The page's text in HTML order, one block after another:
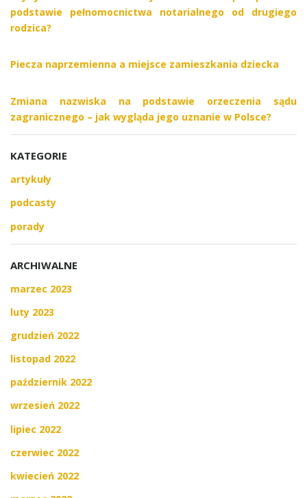
podstawie pełnomocnictwa notarialnego od drugiego
rodzica?
Piecza naprzemienna a miejsce zamieszkania dziecka
Zmiana nazwiska na podstawie orzeczenia sądu
zagranicznego – jak wygląda jego uznanie w Polsce?
KATEGORIE
artykuły
podcasty
porady
ARCHIWALNE
marzec 2023
luty 2023
grudzień 2022
listopad 2022
październik 2022
wrzesień 2022
lipiec 2022
czerwiec 2022
kwiecień 2022